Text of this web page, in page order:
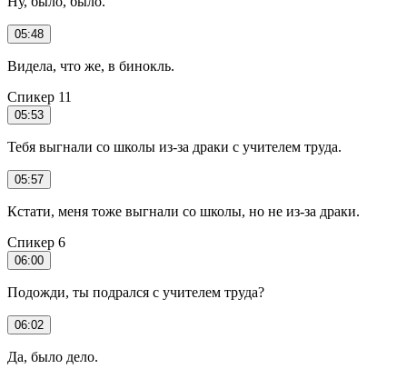
05:48
Видела, что же, в бинокль.
Спикер 11
05:53
Тебя выгнали со школы из-за драки с учителем труда.
05:57
Кстати, меня тоже выгнали со школы, но не из-за драки.
Спикер 6
06:00
Подожди, ты подрался с учителем труда?
06:02
Да, было дело.